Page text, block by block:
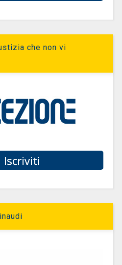
che non vi
Iscriviti